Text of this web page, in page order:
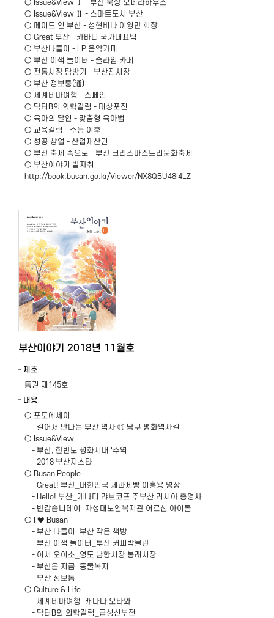
○ Issue&View Ⅰ - 부산 북항 오페라하우스
○ Issue&View Ⅱ - 스마트도시 부산
○ 메이드 인 부산 - 성현비나 이영만 회장
○ Great 부산 - 카바디 국가대표팀
○ 부산나들이 - LP 음악카페
○ 부산 이색 놀이터 - 슬라임 카페
○ 전통시장 탐방기 - 부산진시장
○ 부산 정보통(通)
○ 세계테마여행 - 스페인
○ 닥터B의 의학칼럼 - 대상포진
○ 육아의 달인 - 맞춤형 육아법
○ 교육칼럼 - 수능 이후
○ 성공 창업 - 산업재산권
○ 부산 축제 속으로 - 부산 크리스마스트리문화축제
○ 부산이야기 발자취
http://book.busan.go.kr/Viewer/NX8QBU48I4LZ
부산이야기 2018년 11월호
제호
통권 제145호
내용
○ 포토에세이
- 걸어서 만나는 부산 역사 ⑪ 남구 평화역사길
○ Issue&View
- 부산, 한반도 평화시대 '주역'
- 2018 부산지스타
○ Busan People
- Great! 부산_대한민국 제과제빵 이흥용 명장
- Hello! 부산_게나디 랴브코프 주부산 러시아 총영사
- 반갑습니데이_자성대노인복지관 어르신 아이돌
○ I ♥ Busan
- 부산 나들이_부산 작은 책방
- 부산 이색 놀이터_부산 커피박물관
- 어서 오이소_영도 남항시장 봉래시장
- 부산은 지금_동물복지
- 부산 정보통
○ Culture & Life
- 세계테마여행_캐나다 오타와
- 닥터B의 의학칼럼_급성신부전